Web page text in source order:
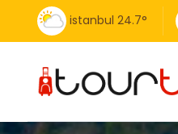
istanbul 24.7°